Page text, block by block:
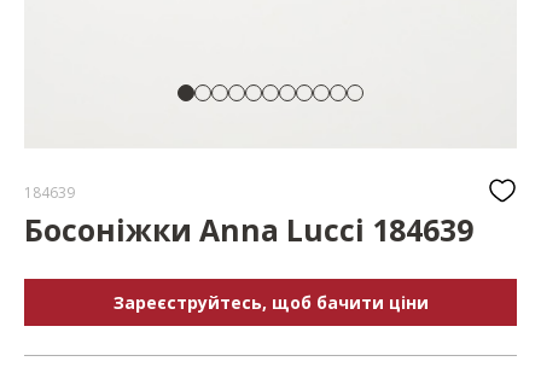
184639
Босоніжки Anna Lucci 184639
Зареєструйтесь, щоб бачити ціни